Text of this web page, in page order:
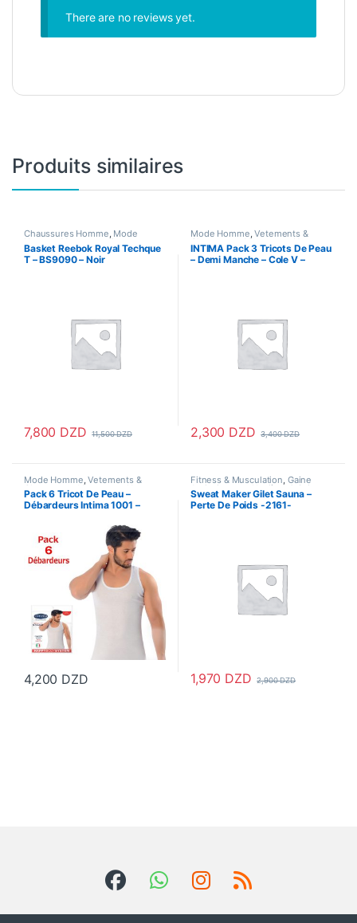
There are no reviews yet.
Produits similaires
Chaussures Homme, Mode
Homme ,Vetements &
Chaussures
Basket Reebok Royal Techque
T – BS9090 – Noir
7,800 DZD 11,500DZD
Mode Homme,Vetements &
Chaussures ,Vetements Homme
INTIMA Pack 3 Tricots De Peau
– Demi Manche – Cole V –
2,300 DZD 3,400DZD
Mode Homme ,Vetements &
Chaussures Vetements Homme
Pack 6 Tricot De Peau –
Débardeurs Intima 1001 –
4,200 DZD
Ce produit a plusieurs variations. Les options peuvent être
Fitness & Musculation Gaine
Amincissante Hygiène & Soins
personnels,Santé & Beauté ,
Santé & Premiers Soins,
Sweat Maker Gilet Sauna –
Perte De Poids -2161-
1,970 DZD 2,900DZD